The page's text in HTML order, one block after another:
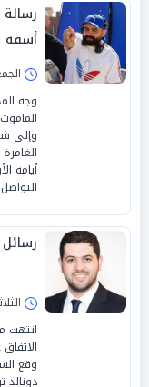
أسفه
الجمعة 17/
وجه
وإلى
أيامه
الثلاثاء 14/
انتهت
وقع
دونالد